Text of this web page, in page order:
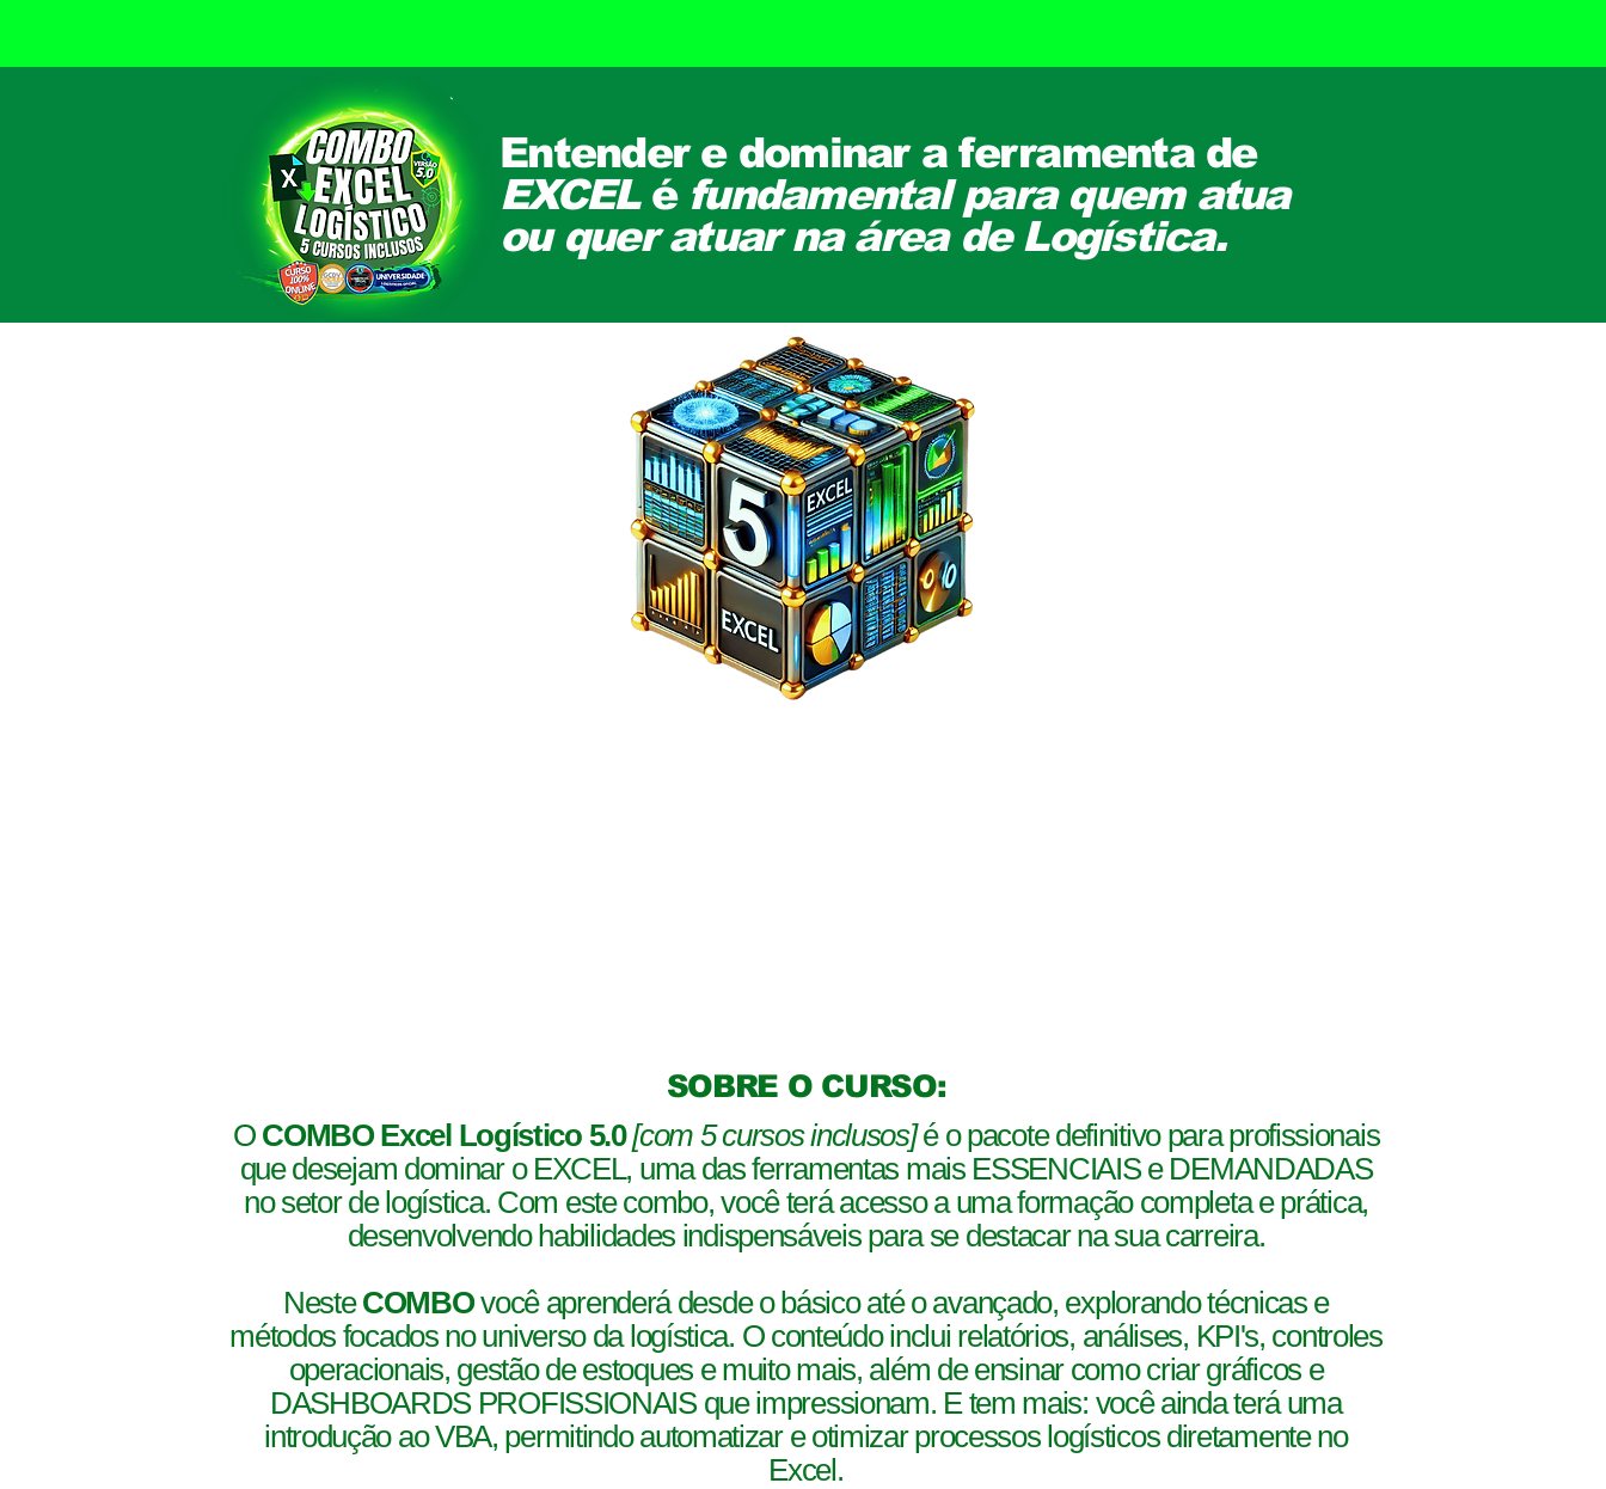
Entender e dominar a ferramenta de
EXCELé fundamental para quem atua
ou quer atuar na área de Logística.
SOBRE O CURSO:
O COMBO Excel Logístico 5.0[com 5 cursos inclusos] é o pacote definitivo para profissionais
que desejam dominar o EXCEL, uma das ferramentas mais ESSENCIAIS e DEMANDADAS
no setor de logística. Com este combo, você terá acesso a uma formação completa e prática,
desenvolvendo habilidades indispensáveis para se destacar na sua carreira.
NesteCOMBOvocê aprenderá desde o básico até o avançado, explorando técnicas e
métodos focados no universo da logística. O conteúdo inclui relatórios, análises, KPI's, controles
operacionais, gestão de estoques e muito mais, além de ensinar como criar gráficos e
DASHBOARDS PROFISSIONAIS que impressionam. E tem mais: você ainda terá uma
introdução ao VBA, permitindo automatizar e otimizar processos logísticos diretamente no
Excel.